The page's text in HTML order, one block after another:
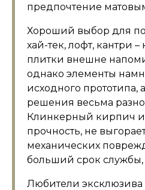
предпочтение
Хороший выбор для
хай-тек, лофт, кантри
плитки внешне
однако элементы
исходного прототипа,
решения весьма
Клинкерный кирпич
прочность, не
механических
больший срок
Любители эксклюзива